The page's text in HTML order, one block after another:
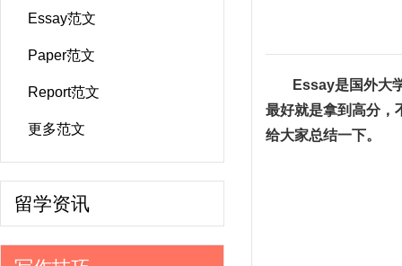
Essay范文
Paper范文
Report范文
更多范文
留学资讯
Essay是国外大
最好就是拿到高分，
给大家总结一下。